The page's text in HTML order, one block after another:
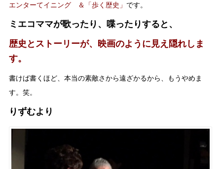
エンターてイニング ＆
「歩く歴史」 です。
ミエコママが歌ったり、喋ったりすると、
歴史とストーリーが、映画のように見え隠れしま
す。
書けば書くほど、本当の素敵さから遠ざかるから、もうやめま
す。笑。
りずむより